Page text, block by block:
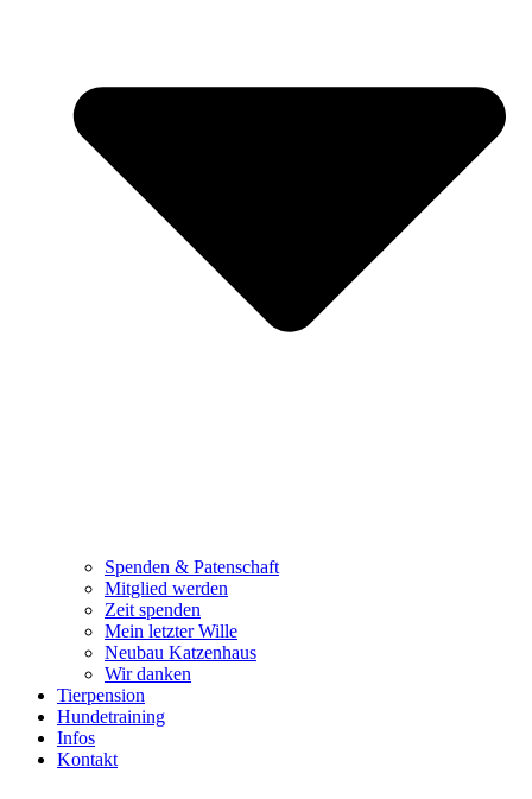
Spenden & Patenschaft
Mitglied werden
Zeit spenden
Mein letzter Wille
Neubau Katzenhaus
Wir danken
Tierpension
Hundetraining
Infos
Kontakt